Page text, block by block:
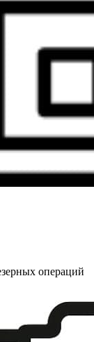
операций